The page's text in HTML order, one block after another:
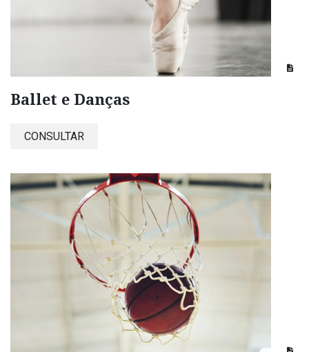
Ballet e Danças
CONSULTAR